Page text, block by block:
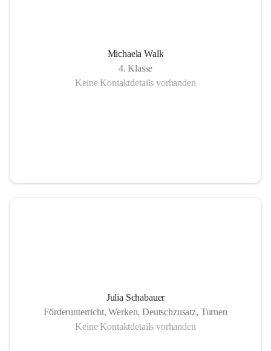
Michaela Walk
4. Klasse
Keine Kontaktdetails vorhanden
Julia Schabauer
Förderunterricht, Werken, Deutschzusatz, Turnen
Keine Kontaktdetails vorhanden